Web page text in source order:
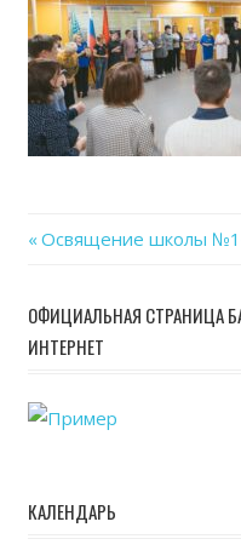
по
записям
Previous
Освящение школы
ОФИЦИАЛЬНАЯ СТРАНИЦА
ИНТЕРНЕТ
КАЛЕНДАРЬ